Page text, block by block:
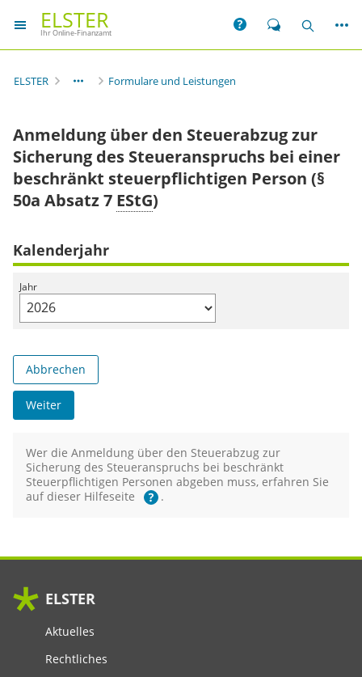
ELSTER
Ihr Online-Finanzamt
Hilfe Chat Suche
ELSTER Formulare und Leistungen
Anmeldung über den Steuerabzug zur
Sicherung des Steueranspruchs bei einer
beschränkt steuerpflichtigen Person (§
50a Absatz 7 EStG)
Kalenderjahr
Jahr
Abbrechen
Weiter
Wer die Anmeldung über den Steuerabzug zur
Sicherung des Steueranspruchs bei beschränkt
Steuerpflichtigen Personen abgeben muss, erfahren Sie
auf dieser Hilfeseite
Hilfe
.
ELSTER
Aktuelles
Rechtliches